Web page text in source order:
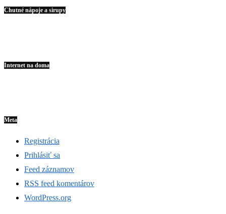
Chutné nápoje a sirupy
Internet na doma
Meta
Registrácia
Prihlásiť sa
Feed záznamov
RSS feed komentárov
WordPress.org